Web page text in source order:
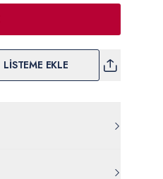
LISTEME EKLE